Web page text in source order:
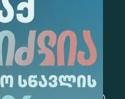
შესაბამისი
ბიზნესი